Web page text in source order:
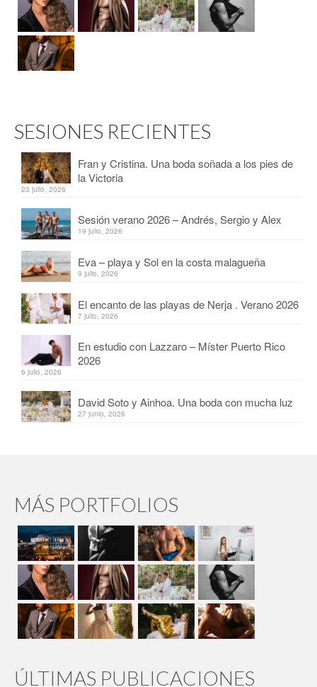
SESIONES RECIENTES
Fran y Cristina. Una boda soñada a los pies de
la Victoria
23 julio, 2026
Sesión verano 2026 – Andrés, Sergio y Alex
19 julio, 2026
Eva – playa y Sol en la costa malagueña
9 julio, 2026
El encanto de las playas de Nerja . Verano 2026
7 julio, 2026
En estudio con Lazzaro – Míster Puerto Rico
2026
6 julio, 2026
David Soto y Ainhoa. Una boda con mucha luz
27 junio, 2026
MÁS PORTFOLIOS
ÚLTIMAS PUBLICACIONES